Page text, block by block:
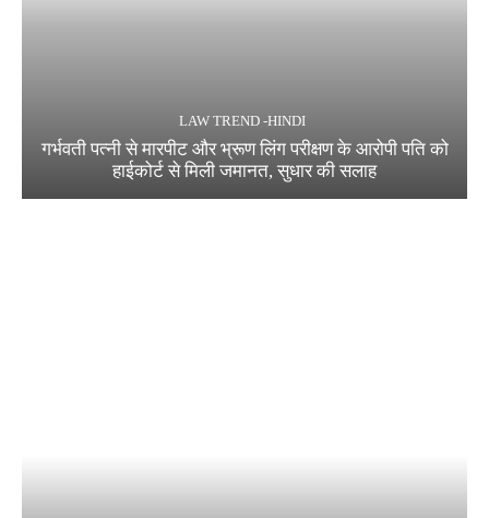
LAW TREND -HINDI
गर्भवती पत्नी से मारपीट और भ्रूण लिंग परीक्षण के आरोपी पति को
हाईकोर्ट से मिली जमानत, सुधार की सलाह